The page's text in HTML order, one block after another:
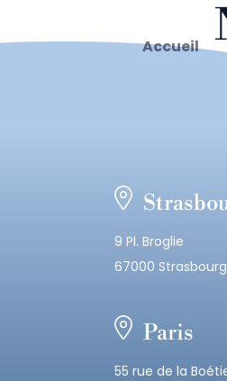
Accueil
9 Pl. Broglie
67000 Strasbourg
Paris
55 rue de la